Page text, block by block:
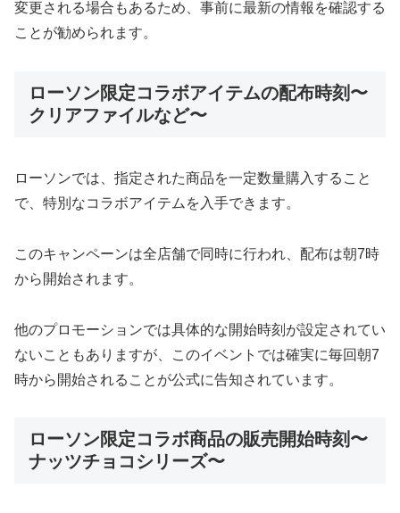
変更される場合もあるため、事前に最新の情報を確認する
ことが勧められます。
ローソン限定コラボアイテムの配布時刻〜
クリアファイルなど〜
ローソンでは、指定された商品を一定数量購入すること
で、特別なコラボアイテムを入手できます。
このキャンペーンは全店舗で同時に行われ、配布は朝7時
から開始されます。
他のプロモーションでは具体的な開始時刻が設定されてい
ないこともありますが、このイベントでは確実に毎回朝7
時から開始されることが公式に告知されています。
ローソン限定コラボ商品の販売開始時刻〜
ナッツチョコシリーズ〜